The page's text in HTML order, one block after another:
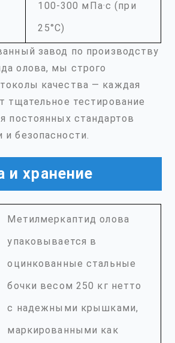
100-300 мПа·с (при
25°С)
завод по производству
олова, мы строго
качества — каждая
тщательное тестирование
постоянных стандартов
безопасности.
и хранение
Метилмеркаптид олова
упаковывается в
оцинкованные стальные
бочки весом 250 кг нетто
с надежными крышками,
маркированными как